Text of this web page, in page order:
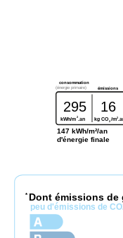
consommation
émissions
(énergie primaire)
295 16
kWh/m2.an kg CO2/m2
147 kWh/m²/an
d'énergie finale
* Dont émissions de
peu d'émissions de